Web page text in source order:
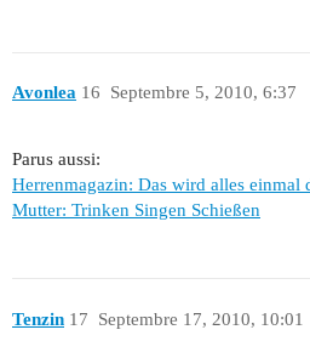
Avonlea Septembre 5, 2010, 6:37
16
Parus aussi:
Herrenmagazin: Das wird alles einmal
Mutter: Trinken Singen Schießen
Tenzin Septembre 17, 2010, 10:01
17